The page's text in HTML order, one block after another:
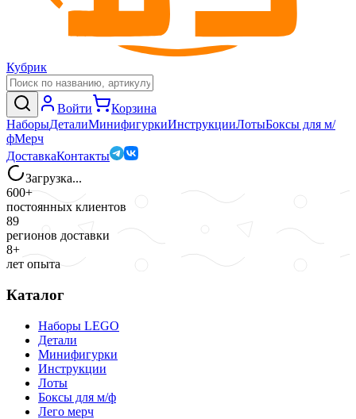
Кубрик
Войти
Корзина
НаборыДеталиМинифигуркиИнструкцииЛотыБоксы для м/
фМерч
ДоставкаКонтакты
Загрузка...
600+
постоянных клиентов
89
регионов доставки
8+
лет опыта
Каталог
Наборы LEGO
Детали
Минифигурки
Инструкции
Лоты
Боксы для м/ф
Лего мерч